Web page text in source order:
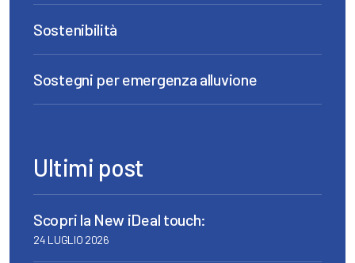
Sostenibilità
Sostegni per emergenza alluvione
Ultimi post
Scopri la New iDeal touch:
24 LUGLIO 2026